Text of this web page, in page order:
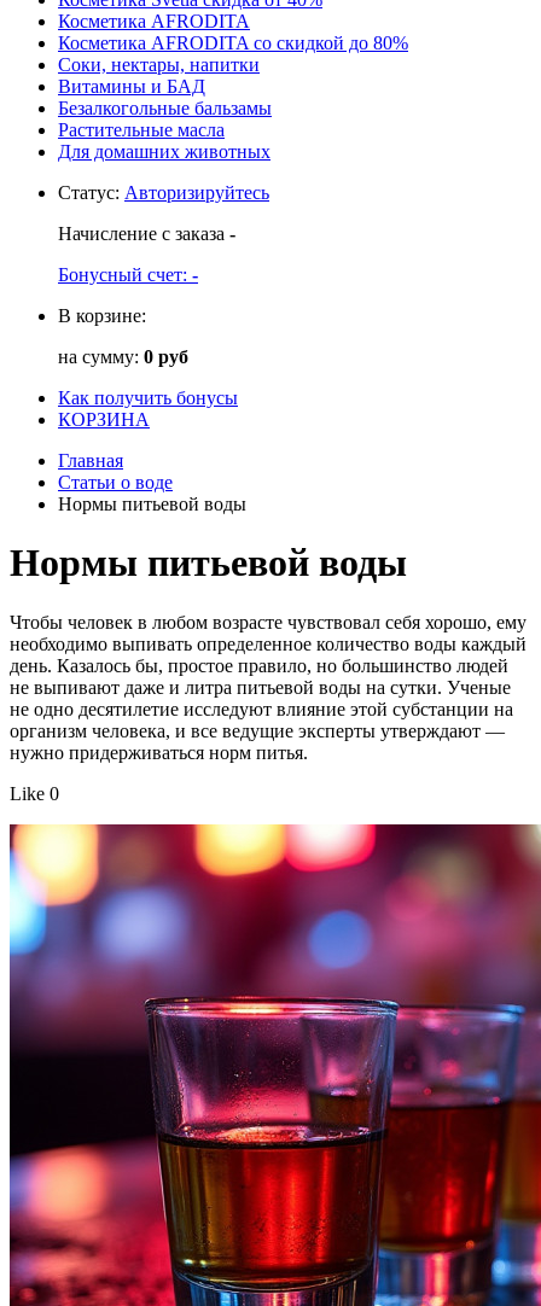
Косметика AFRODITA
Косметика AFRODITA со скидкой до 80%
Соки, нектары, напитки
Витамины и БАД
Безалкогольные бальзамы
Растительные масла
Для домашних животных
Статус: Авторизируйтесь
Начисление с заказа -
Бонусный счет: -
В корзине:
на сумму: 0 руб
Как получить бонусы
КОРЗИНА
Главная
Статьи о воде
Нормы питьевой воды
Нормы питьевой воды
Чтобы человек в любом возрасте чувствовал себя хорошо, ему
необходимо выпивать определенное количество воды каждый
день. Казалось бы, простое правило, но большинство людей
не выпивают даже и литра питьевой воды на сутки. Ученые
не одно десятилетие исследуют влияние этой субстанции на
организм человека, и все ведущие эксперты утверждают —
нужно придерживаться норм питья.
Like 0